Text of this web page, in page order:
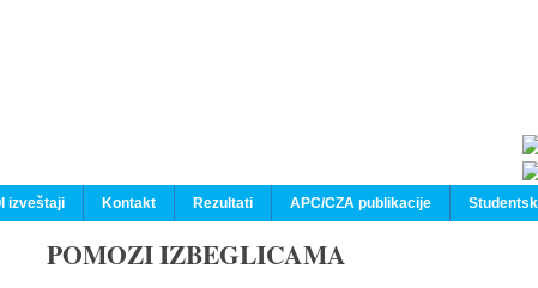
izveštaji Kontakt Rezultati APC/CZA publikacije
POMOZI IZBEGLICAMA